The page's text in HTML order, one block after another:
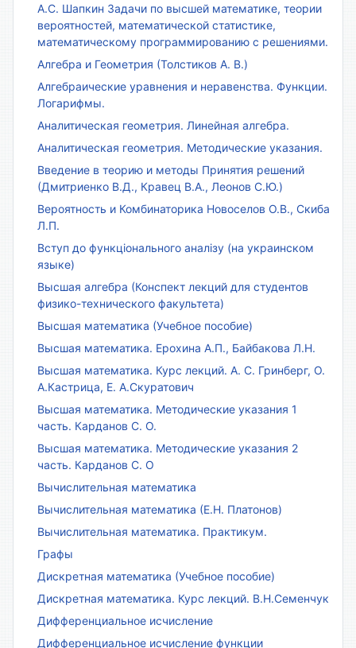
А.С. Шапкин Задачи по высшей математике, теории
вероятностей, математической статистике,
математическому программированию с решениями.
Алгебра и Геометрия (Толстиков А. В.)
Алгебраические уравнения и неравенства. Функции.
Логарифмы.
Аналитическая геометрия. Линейная алгебра.
Аналитическая геометрия. Методические указания.
Введение в теорию и методы Принятия решений
(Дмитриенко В.Д., Кравец В.А., Леонов С.Ю.)
Вероятность и Комбинаторика Новоселов О.В., Скиба
Л.П.
Вступ до функціонального аналізу (на украинском
языке)
Высшая алгебра (Конспект лекций для студентов
физико-технического факультета)
Высшая математика (Учебное пособие)
Высшая математика. Ерохина А.П., Байбакова Л.Н.
Высшая математика. Курс лекций. А. С. Гринберг, О.
А.Кастрица, Е. А.Скуратович
Высшая математика. Методические указания 1
часть. Карданов С. О.
Высшая математика. Методические указания 2
часть. Карданов С. О
Вычислительная математика
Вычислительная математика (Е.Н. Платонов)
Вычислительная математика. Практикум.
Графы
Дискретная математика (Учебное пособие)
Дискретная математика. Курс лекций. В.Н.Семенчук
Дифференциальное исчисление
Дифференциальное исчисление функции